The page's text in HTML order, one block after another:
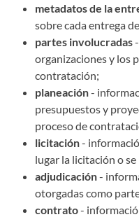
metadatos de la
sobre cada entrega
partes involucradas-
organizaciones y los
contratación;
planeación-
presupuestos y
proceso de
licitación-
lugar la licitación o
adjudicación-
otorgadas como
contrato-